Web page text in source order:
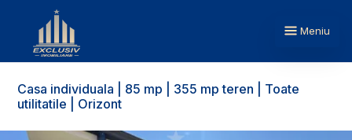
Meniu
Casa individuala | 85 mp | 355 mp teren | Toate
utilitatile | Orizont